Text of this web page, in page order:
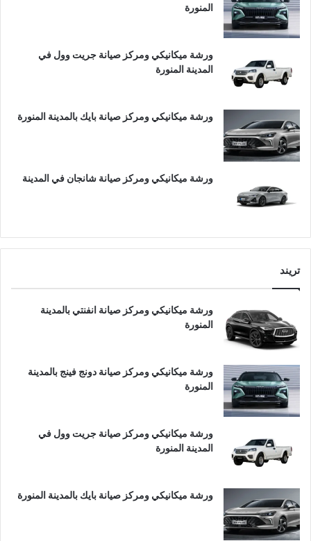
المنورة
ورشة ميكانيكي ومركز صيانة جريت وول في
المدينة المنورة
ورشة ميكانيكي ومركز صيانة بايك بالمدينة المنورة
ورشة ميكانيكي ومركز صيانة شانجان في المدينة
تريند
ورشة ميكانيكي ومركز صيانة انفنتي بالمدينة
المنورة
ورشة ميكانيكي ومركز صيانة دونج فينج بالمدينة
المنورة
ورشة ميكانيكي ومركز صيانة جريت وول في
المدينة المنورة
ورشة ميكانيكي ومركز صيانة بايك بالمدينة المنورة